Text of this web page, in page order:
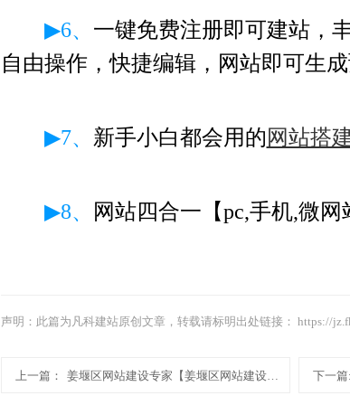
▶6、 一键免费注册即可建站，
自由操作，快捷编辑，网站即可生
▶7、 新手小白都会用的 网站搭
▶8、 网站四合一【pc,手机,微网
声明：此篇为凡科建站原创文章，转载请标明出处链接： https://
上一篇： 姜堰区网站建设专家【姜堰区网站建设专家网站建设
下一篇: